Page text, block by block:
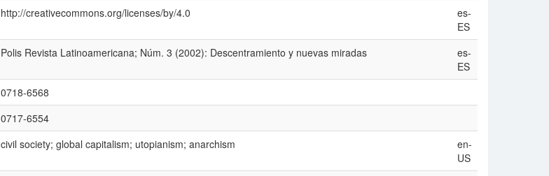
http://creativecommons.org/licenses/by/4.0
es-
ES
Polis Revista Latinoamericana; Núm. 3 (2002): Descentramiento y nuevas miradas
es-
ES
0718-6568
0717-6554
civil society; global capitalism; utopianism; anarchism
en-
US